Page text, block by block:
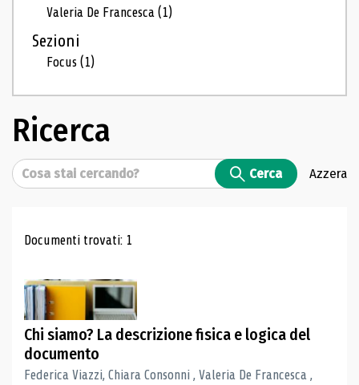
Valeria De Francesca(1)
Sezioni
Focus(1)
Ricerca
Cerca Cerca Azzera
Risultati di ricerca
Documenti trovati: 1
Chi siamo? La descrizione fisica e logica del
documento
Federica Viazzi, Chiara Consonni , Valeria De Francesca ,